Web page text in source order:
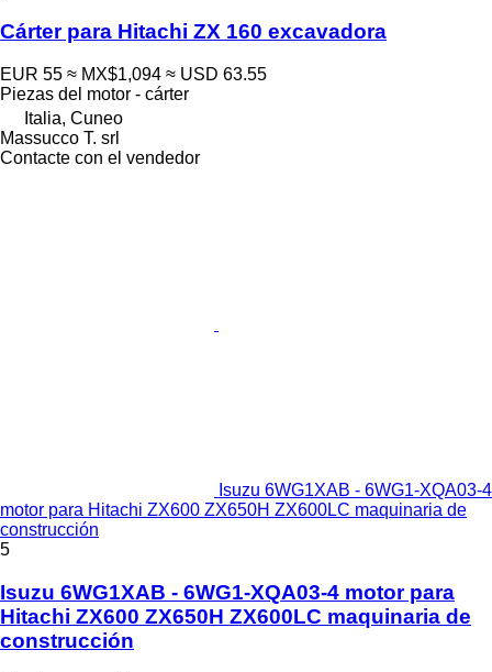
Cárter para Hitachi ZX 160 excavadora
EUR 55 ≈ MX$1,094 ≈ USD 63.55
Piezas del motor - cárter
Italia, Cuneo
Massucco T. srl
Contacte con el vendedor
Isuzu 6WG1XAB - 6WG1-XQA03-4
motor para Hitachi ZX600 ZX650H ZX600LC maquinaria de
construcción
5
Isuzu 6WG1XAB - 6WG1-XQA03-4 motor para
Hitachi ZX600 ZX650H ZX600LC maquinaria de
construcción